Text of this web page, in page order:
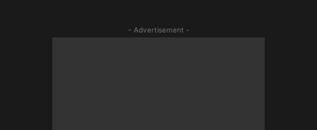
- Advertisement -